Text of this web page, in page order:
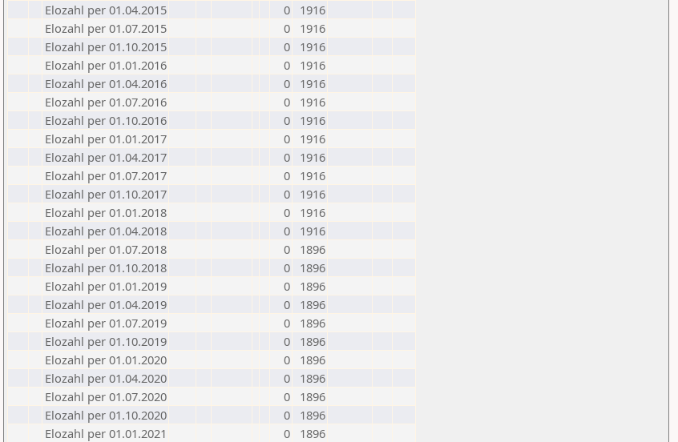
Elozahl per 01.04.2015
0
1916
Elozahl per 01.07.2015
0
1916
Elozahl per 01.10.2015
0
1916
Elozahl per 01.01.2016
0
1916
Elozahl per 01.04.2016
0
1916
Elozahl per 01.07.2016
0
1916
Elozahl per 01.10.2016
0
1916
Elozahl per 01.01.2017
0
1916
Elozahl per 01.04.2017
0
1916
Elozahl per 01.07.2017
0
1916
Elozahl per 01.10.2017
0
1916
Elozahl per 01.01.2018
0
1916
Elozahl per 01.04.2018
0
1916
Elozahl per 01.07.2018
0
1896
Elozahl per 01.10.2018
0
1896
Elozahl per 01.01.2019
0
1896
Elozahl per 01.04.2019
0
1896
Elozahl per 01.07.2019
0
1896
Elozahl per 01.10.2019
0
1896
Elozahl per 01.01.2020
0
1896
Elozahl per 01.04.2020
0
1896
Elozahl per 01.07.2020
0
1896
Elozahl per 01.10.2020
0
1896
Elozahl per 01.01.2021
0
1896